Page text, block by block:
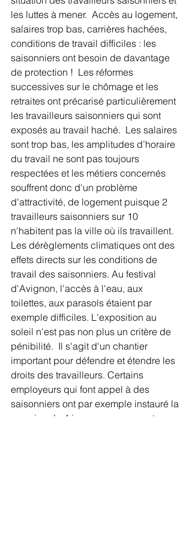
les luttes à mener.  Accès au logement,
salaires trop bas, carrières hachées,
conditions de travail difficiles : les
saisonniers ont besoin de davantage
de protection !  Les réformes
successives sur le chômage et les
retraites ont précarisé particulièrement
les travailleurs saisonniers qui sont
exposés au travail haché.  Les salaires
sont trop bas, les amplitudes d’horaire
du travail ne sont pas toujours
respectées et les métiers concernés
souffrent donc d'un problème
d'attractivité, de logement puisque 2
travailleurs saisonniers sur 10
n'habitent pas la ville où ils travaillent.
Les dérèglements climatiques ont des
effets directs sur les conditions de
travail des saisonniers. Au festival
d'Avignon, l'accès à l'eau, aux
toilettes, aux parasols étaient par
exemple difficiles. L'exposition au
soleil n'est pas non plus un critère de
pénibilité.  Il s'agit d'un chantier
important pour défendre et étendre les
droits des travailleurs. Certains
employeurs qui font appel à des
saisonniers ont par exemple instauré la
semaine de 4 jours pour augmenter